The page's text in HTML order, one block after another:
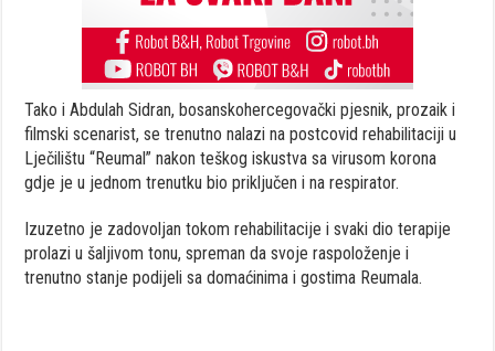
Tako i Abdulah Sidran, bosanskohercegovački pjesnik, prozaik i
filmski scenarist, se trenutno nalazi na postcovid rehabilitaciji u
Lječilištu “Reumal” nakon teškog iskustva sa virusom korona
gdje je u jednom trenutku bio priključen i na respirator.
Izuzetno je zadovoljan tokom rehabilitacije i svaki dio terapije
prolazi u šaljivom tonu, spreman da svoje raspoloženje i
trenutno stanje podijeli sa domaćinima i gostima Reumala.